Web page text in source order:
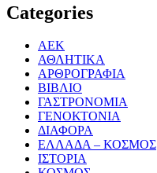
Categories
ΑΕΚ
ΑΘΛΗΤΙΚΑ
ΑΡΘΡΟΓΡΑΦΙΑ
ΒΙΒΛΙΟ
ΓΑΣΤΡΟΝΟΜΙΑ
ΓΕΝΟΚΤΟΝΙΑ
ΔΙΑΦΟΡΑ
ΕΛΛΑΔΑ – ΚΟΣΜΟΣ
ΙΣΤΟΡΙΑ